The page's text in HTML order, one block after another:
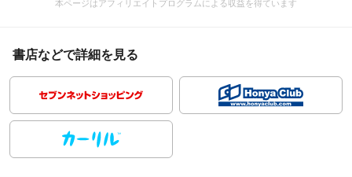
本ページはアフィリエイトプログラムによる収益を得ています
書店などで詳細を見る